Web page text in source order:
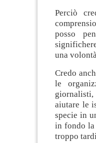
Perciò
posso
una
Credo
le
giornalisti,
aiutare le
specie in
in fondo la
troppo